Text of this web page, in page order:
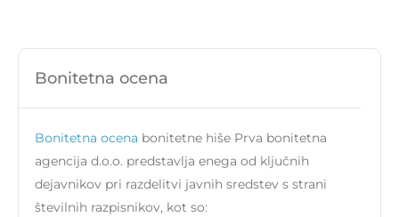
Bonitetna ocena
Bonitetna ocena bonitetne hiše Prva bonitetna
agencija d.o.o. predstavlja enega od ključnih
dejavnikov pri razdelitvi javnih sredstev s strani
številnih razpisnikov, kot so: